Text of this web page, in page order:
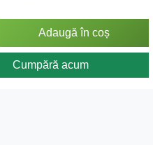
Adaugă în coș
Cumpără acum